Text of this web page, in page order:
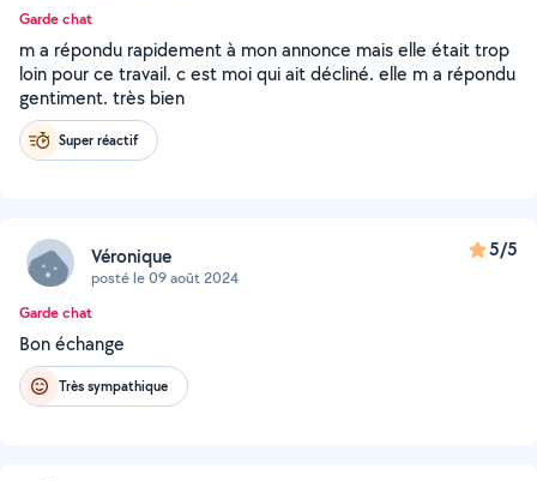
Garde chat
m a répondu rapidement à mon annonce mais elle était trop
loin pour ce travail. c est moi qui ait décliné. elle m a répondu
gentiment. très bien
Super réactif
Véronique
posté le 09 août 2024
5/5
Garde chat
Bon échange
Très sympathique